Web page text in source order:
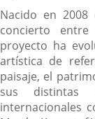
Nacido en
concierto
proyecto ha
artística de
paisaje, el
sus distintas
internacionales